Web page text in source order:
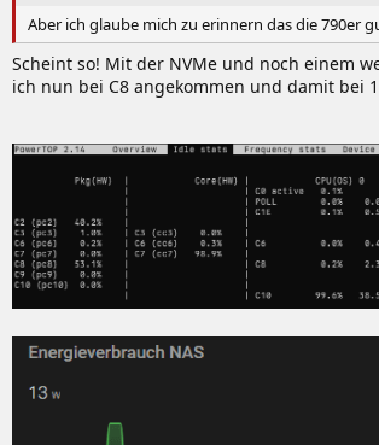
Aber ich glaube mich zu erinnern das die 790er
Scheint so! Mit der NVMe und noch einem
ich nun bei C8 angekommen und damit bei